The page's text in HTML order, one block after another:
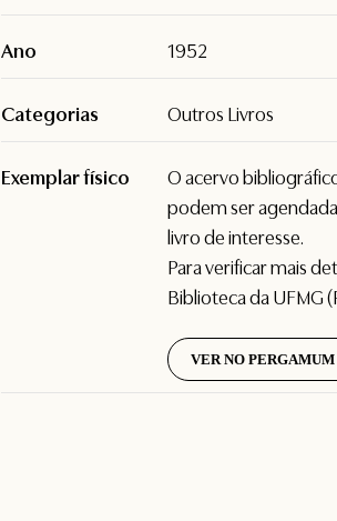
Ano 1952
Categorias Outros Livros
Exemplar físico
O acervo
podem ser
livro de interesse.
Para verificar mais
Biblioteca da UFMG
VER NO PERGAMUM